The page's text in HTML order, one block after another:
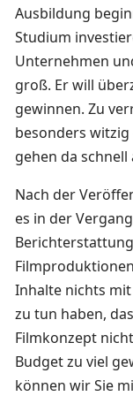
Ausbildung
Studium
Unternehmen
groß. Er will
gewinnen. Zu
besonders
gehen da schnell
Nach der
es in der
Inhalte nichts
zu tun haben,
Filmkonzept
Budget zu viel
können wir Sie